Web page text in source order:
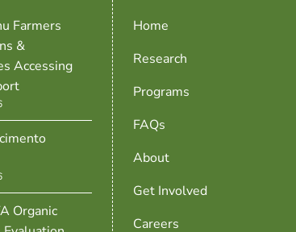
Farmers
&
Accessing
Organic
Home
Research
Programs
FAQs
About
Get Involved
Careers